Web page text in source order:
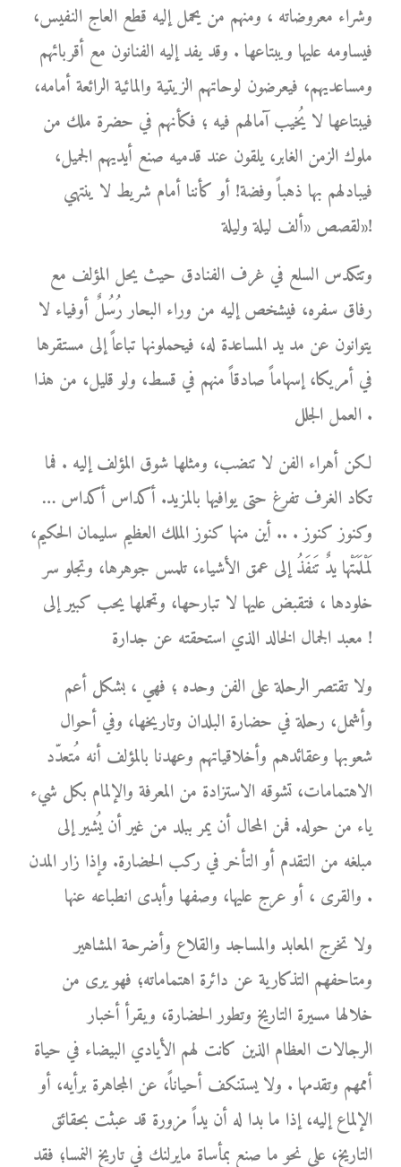
وشراء معروضاته ، ومنهم من يحمل إليه قطع العاج النفيس،
فيساومه عليها ويبتاعها . وقد يفد إليه الفنانون مع أقربائهم
ومساعديهم، فيعرضون لوحاتهم الزيتية والمائية الرائعة أمامه،
فيبتاعها لا يُخيب آمالهم فيه ؛ فكأنهم في حضرة ملك من
ملوك الزمن الغابر، يلقون عند قدميه صنع أيديهم الجميل،
فيبادلهم بها ذهباً وفضة! أو كأننا أمام شريط لا ينتهي
لقصص «ألف ليلة وليلة»!
وتتكدس السلع في غرف الفنادق حيث يحل المؤلف مع
رفاق سفره، فيشخص إليه من وراء البحار رُسُلٌ أوفياء لا
يتوانون عن مد يد المساعدة له، فيحملونها تباعاً إلى مستقرها
في أمريكا، إسهاماً صادقاً منهم في قسط، ولو قليل، من هذا
العمل الجلل .
لكن أهراء الفن لا تنضب، ومثلها شوق المؤلف إليه . فما
تكاد الغرف تفرغ حتى يوافيها بالمزيد. أكداس أكداس …
وكنوز كنوز . .. أين منها كنوز الملك العظيم سليمان الحكيم،
لَمْلَمَتْها يدٌ تَنفَذُ إلى عمق الأشياء، تلمس جوهرها، وتجلو سر
خلودها ، فتقبض عليها لا تبارحها، وتحملها يحب كبير إلى
معبد الجمال الخالد الذي استحقته عن جدارة !
ولا تقتصر الرحلة على الفن وحده ؛ فهي ، بشكل أعم
وأشمل، رحلة في حضارة البلدان وتاريخها، وفي أحوال
شعوبها وعقائدهم وأخلاقياتهم وعهدنا بالمؤلف أنه مُتعدّد
الاهتمامات، تشوقه الاستزادة من المعرفة والإلمام بكل شيء
ياء من حوله. فمن المحال أن يمر ببلد من غير أن يُشير إلى
مبلغه من التقدم أو التأخر في ركب الحضارة. وإذا زار المدن
والقرى ، أو عرج عليها، وصفها وأبدى انطباعه عنها .
ولا تخرج المعابد والمساجد والقلاع وأضرحة المشاهير
ومتاحفهم التذكارية عن دائرة اهتماماته؛ فهو يرى من
خلالها مسيرة التاريخ وتطور الحضارة، ويقرأ أخبار
الرجالات العظام الذين كانت لهم الأيادي البيضاء في حياة
أممهم وتقدمها . ولا يستنكف أحياناً، عن المجاهرة برأيه، أو
الإلماع إليه، إذا ما بدا له أن يداً مزورة قد عبثت بحقائق
التاريخ، على نحو ما صنع بمأساة مايرلنك في تاريخ النمسا؛ فقد